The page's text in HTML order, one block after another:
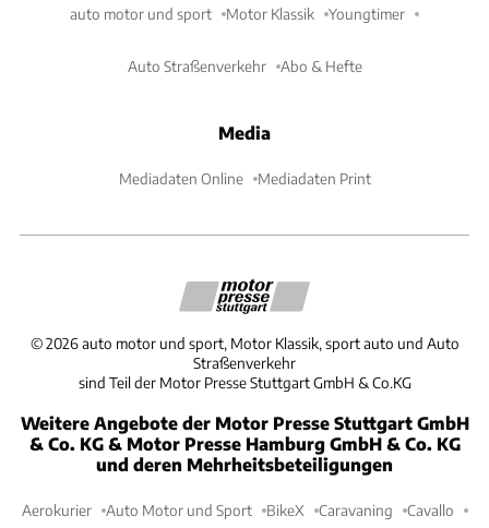
auto motor und sport Motor Klassik Youngtimer
Auto Straßenverkehr Abo & Hefte
Media
Mediadaten Online Mediadaten Print
©2026 auto motor und sport, Motor Klassik, sport auto und Auto
Straßenverkehr
sind Teil der Motor Presse Stuttgart GmbH & Co.KG
Weitere Angebote der Motor Presse Stuttgart GmbH
& Co. KG & Motor Presse Hamburg GmbH & Co. KG
und deren Mehrheitsbeteiligungen
Aerokurier Auto Motor und Sport BikeX Caravaning Cavallo